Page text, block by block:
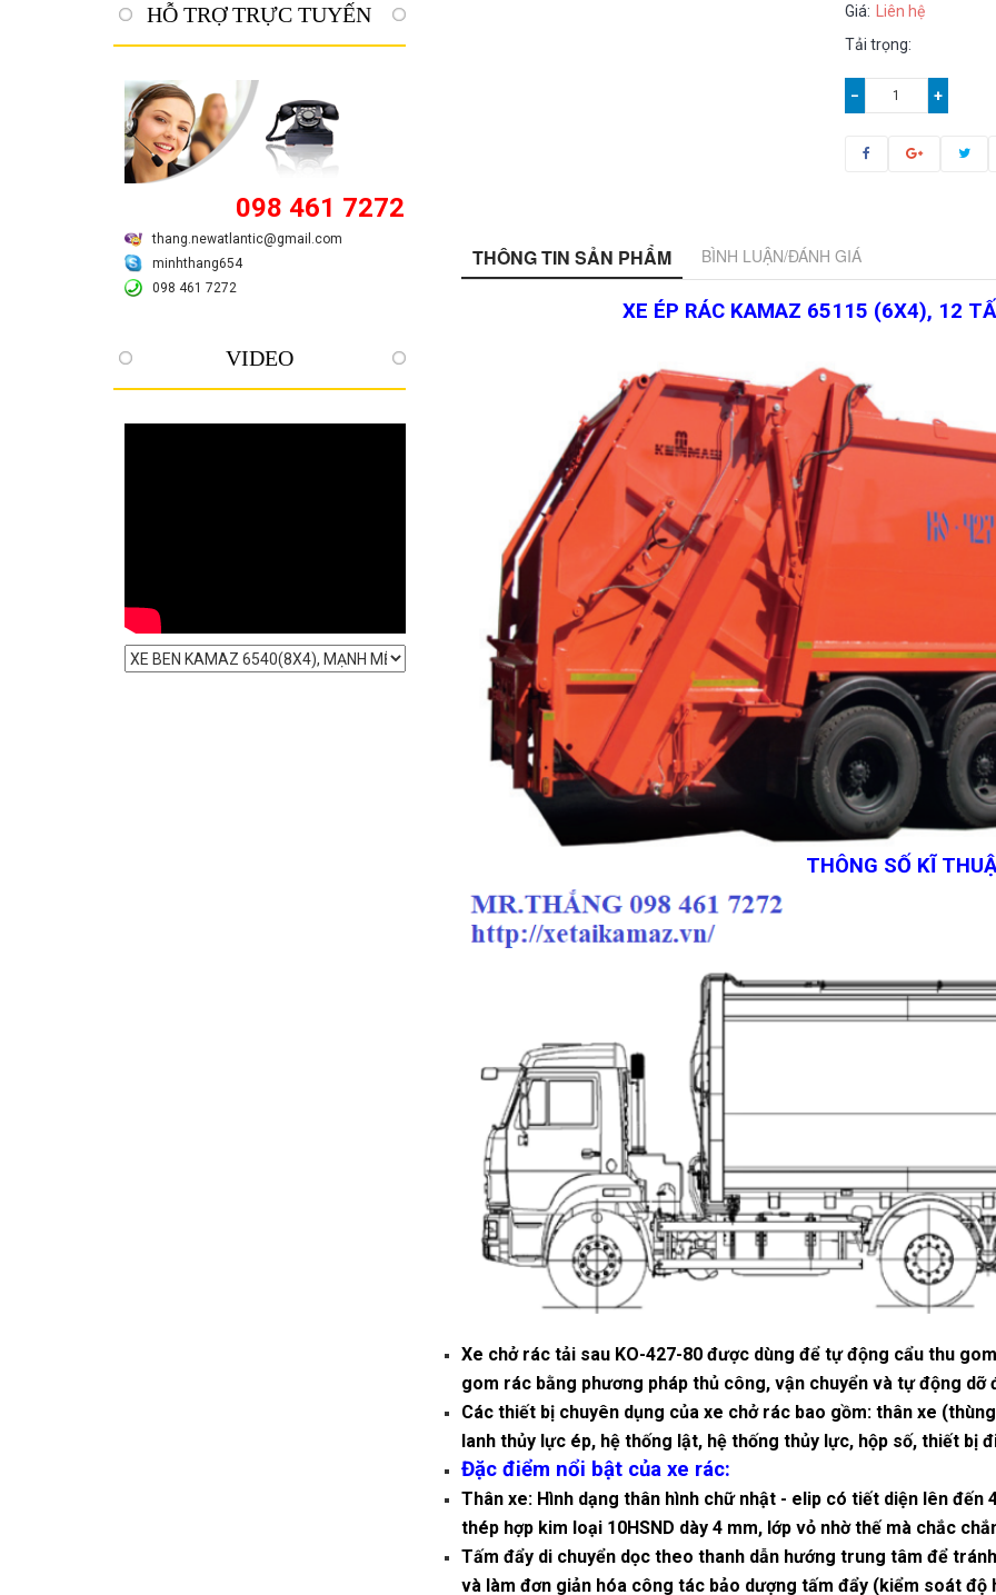
HỖ TRỢ TRỰC TUYẾN
098 461 7272
thang.newatlantic@gmail.com
minhthang654
098 461 7272
VIDEO
Giá:
Liên hệ
Tải trọng:
− +
THÔNG TIN SẢN PHẨM BÌNH LUẬN/ĐÁNH GIÁ
XE ÉP RÁC KAMAZ 65115 (6X4), 12
THÔNG SỐ KĨ
Xe chở rác tải sau KO-427-80 được dùng để tự động cẩu thu
gom rác bằng phương pháp thủ công, vận chuyển và tự động
Các thiết bị chuyên dụng của xe chở rác bao gồm: thân xe
lanh thủy lực ép, hệ thống lật, hệ thống thủy lực, hộp số, thiết bị
Đặc điểm nổi bật của xe rác:
Thân xe: Hình dạng thân hình chữ nhật - elip có tiết diện lên đến
thép hợp kim loại 10HSND dày 4 mm, lớp vỏ nhờ thế mà chắc
Tấm đẩy di chuyển dọc theo thanh dẫn hướng trung tâm để
và làm đơn giản hóa công tác bảo dượng tấm đẩy (kiểm soát